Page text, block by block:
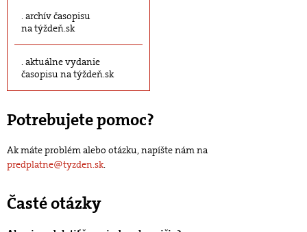
archív časopisu
na týždeň.sk
aktuálne vydanie
časopisu na týždeň.sk
Potrebujete pomoc?
Ak máte problém alebo otázku, napíšte nám na
predplatne@tyzden.sk.
Časté otázky